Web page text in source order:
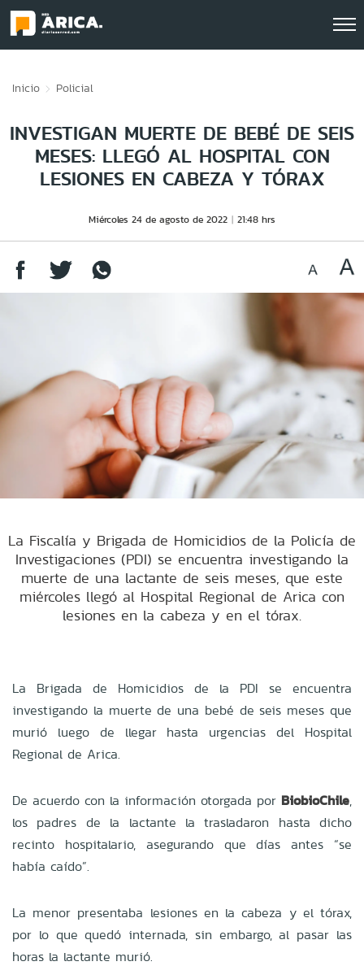
Inicio Policial
INVESTIGAN MUERTE DE BEBÉ DE SEIS
MESES: LLEGÓ AL HOSPITAL CON
LESIONES EN CABEZA Y TÓRAX
Miércoles 24 de agosto de 2022 21:48 hrs
La Fiscalía y Brigada de Homicidios de la Policía de
Investigaciones (PDI) se encuentra investigando la
muerte de una lactante de seis meses, que este
miércoles llegó al Hospital Regional de Arica con
lesiones en la cabeza y en el tórax.
La Brigada de Homicidios de la PDI se encuentra
investigando la muerte de una bebé de seis meses que
murió luego de llegar hasta urgencias del Hospital
Regional de Arica.
De acuerdo con la información otorgada por BiobioChile,
los padres de la lactante la trasladaron hasta dicho
recinto hospitalario, asegurando que días antes “se
había caído”.
La menor presentaba lesiones en la cabeza y el tórax,
por lo que quedó internada, sin embargo, al pasar las
horas la lactante murió.